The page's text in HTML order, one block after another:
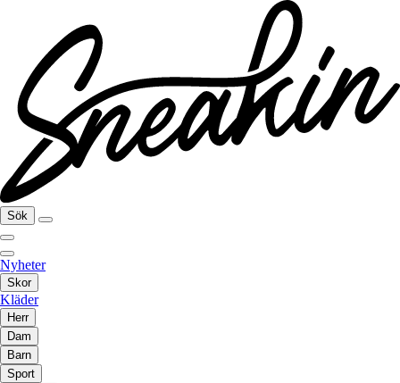
Sök
Nyheter
Skor
Kläder
Herr
Dam
Barn
Sport